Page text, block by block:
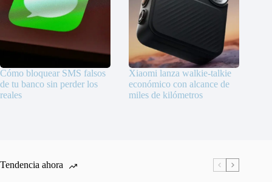
Cómo bloquear SMS falsos
de tu banco sin perder los
reales
Xiaomi lanza walkie-talkie
económico con alcance de
miles de kilómetros
Tendencia ahora